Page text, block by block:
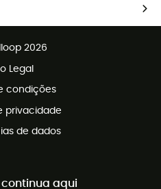
2026
Legal
condições
privacidade
de dados
aqui